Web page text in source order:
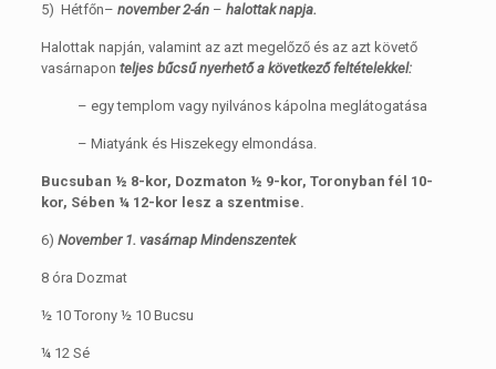
5) Hétfőn– november 2-án– halottak napja.
Halottak napján, valamint az azt megelőző és az azt követő
vasárnapon teljes bűcsű nyerhető a következő feltételekkel:
– egy templom vagy nyilvános kápolna meglátogatása
– Miatyánk és Hiszekegy elmondása.
Bucsuban ½ 8-kor, Dozmaton ½ 9-kor, Toronyban fél 10-
kor, Sében ¼ 12-kor lesz a szentmise.
6) November 1. vasárnap Mindenszentek
8 óra Dozmat
½ 10 Torony ½ 10 Bucsu
¼ 12 Sé